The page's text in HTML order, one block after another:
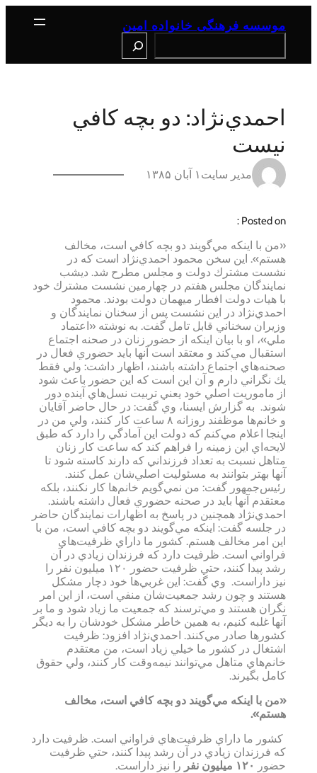
موسسه فرهنگی خانواده امین
احمدي‌نژاد: دو بچه كافي
نيست
مدیر سایت ۱ آبان ۱۳۸۵
Posted on :
«من با اينكه مي‌گويند دو بچه كافي است، مخالف
هستم». اين سخن محمود احمدي‌نژاد است كه در
نشست مشترك دولت و مجلس مطرح شد. ديشب
نمايندگان مجلس هفتم در چهارمين نشست مشترك خود
با هيات دولت افطار ميهمان دولت بودند. محمود
احمدي‌نژاد در اين نشست پس از سخنان نمايندگان و
وزيران سخناني قابل تامل گفت. به نوشته «اعتماد
ملي»، او با بيان اينكه از حضور زنان در صحنه اجتماع
استقبال مي‌كند و معتقد است آنها بايد حضوري فعال در
صحنه‌هاي اجتماع داشته باشند، اظهار داشت: ولي فقط
يك نگراني دارم و آن اين است كه اين حضور باعث شود
از ماموريت اصلي خود يعني تربيت نسل‌هاي آينده دور
شوند. ‌ به گزارش ايسنا، وي گفت: در حال حاضر آقايان
و خانم‌ها موظفند روزانه ۸ ساعت كار كنند، ولي من در
اينجا اعلام مي‌كنم كه دولت اين آمادگي را دارد كه طبق
لايحه‌اي اين زمينه را فراهم كند كه ساعت كار زنان
متاهل نسبت به تعداد فرزنداني كه دارند كاسته شود تا
آنها بهتر بتوانند به مسئوليت اصلي‌شان عمل كنند. ‌
رئيس‌جمهور گفت: من نمي‌گويم خانم‌ها كار نكنند، بلكه
معتقدم آنها بايد در صحنه حضوري فعال داشته باشند.
‌احمدي‌نژاد همچنين در پاسخ به اظهارات نمايندگان حاضر
در جلسه گفت: اينكه مي‌گويند دو بچه كافي است، من با
اين امر مخالف هستم. كشور ما داراي ظرفيت‌هاي
فراواني است. ظرفيت دارد كه فرزندان زيادي در آن
رشد پيدا كنند، حتي ظرفيت حضور ۱۲۰ ميليون نفر را
نيز داراست. ‌ وي گفت: اين غربي‌ها خود دچار مشكل
هستند و چون رشد جمعيت‌شان منفي است، از اين امر
نگران هستند و مي‌ترسند كه جمعيت ما زياد شود و ما بر
آنها غلبه كنيم، به همين خاطر مشكل خودشان را به ديگر
كشورها صادر مي‌كنند. احمدي‌نژاد افزود: ظرفيت
اشتغال در كشور ما خيلي زياد است، من معتقدم
خانم‌هاي متاهل مي‌توانند نيمه‌وقت كار كنند، ولي حقوق
كامل بگيرند. ‌
«من با اينكه مي‌گويند دو بچه كافي است، مخالف
هستم».
كشور ما داراي ظرفيت‌هاي فراواني است. ظرفيت دارد
كه فرزندان زيادي در آن رشد پيدا كنند، حتي ظرفيت
حضور
۱۲۰ ميليون نفر
را نيز داراست. ‌